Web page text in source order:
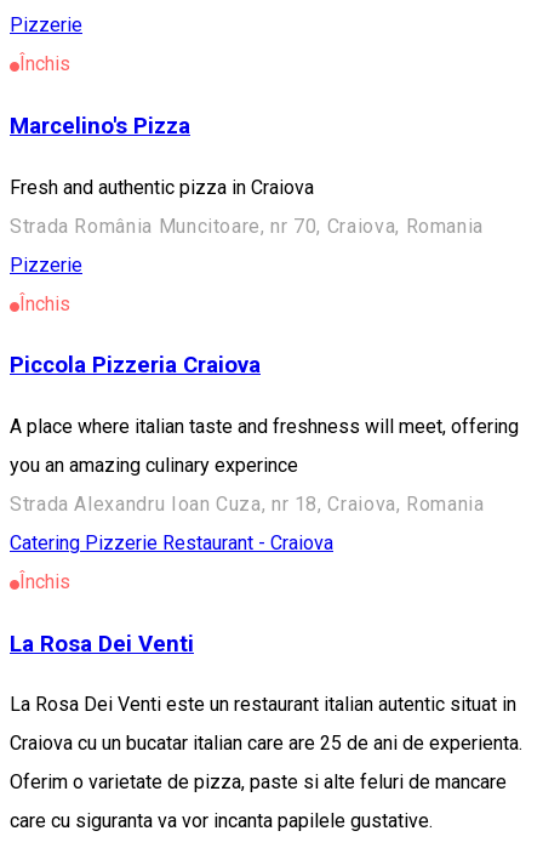
Pizzerie
Închis
Marcelino's Pizza
Fresh and authentic pizza in Craiova
Strada România Muncitoare, nr 70, Craiova, Romania
Pizzerie
Închis
Piccola Pizzeria Craiova
A place where italian taste and freshness will meet, offering
you an amazing culinary experince
Strada Alexandru Ioan Cuza, nr 18, Craiova, Romania
Catering Pizzerie Restaurant - Craiova
Închis
La Rosa Dei Venti
La Rosa Dei Venti este un restaurant italian autentic situat in
Craiova cu un bucatar italian care are 25 de ani de experienta.
Oferim o varietate de pizza, paste si alte feluri de mancare
care cu siguranta va vor incanta papilele gustative.